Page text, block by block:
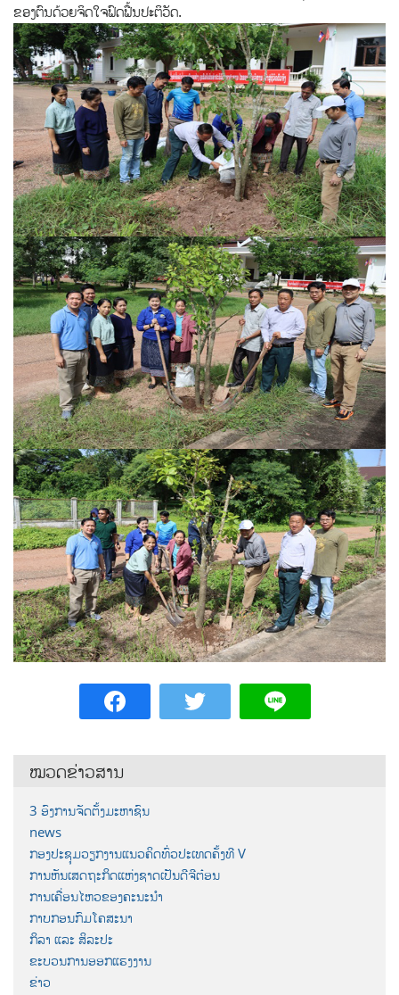
ຂອງຕົນດ້ວຍຈິດໃຈຟົດຟື້ນປະຕິວັດ.
ໝວດຂ່າວສານ
3 ອົງການຈັດຕັ້ງມະຫາຊົນ
news
ກອງປະຊຸມວຽກງານແນວຄິດທົ່ວປະເທດຄັ້ງທີ V
ການຫັນເສດຖະກິດແຫ່ງຊາດເປັນດີຈີຕ໋ອນ
ການເຄື່ອນໄຫວຂອງຄະນະນຳ
ກາບກອນກົມໂຄສະນາ
ກິລາ ແລະ ສິລະປະ
ຂະບວນການອອກແຮງງານ
ຂ່າວ